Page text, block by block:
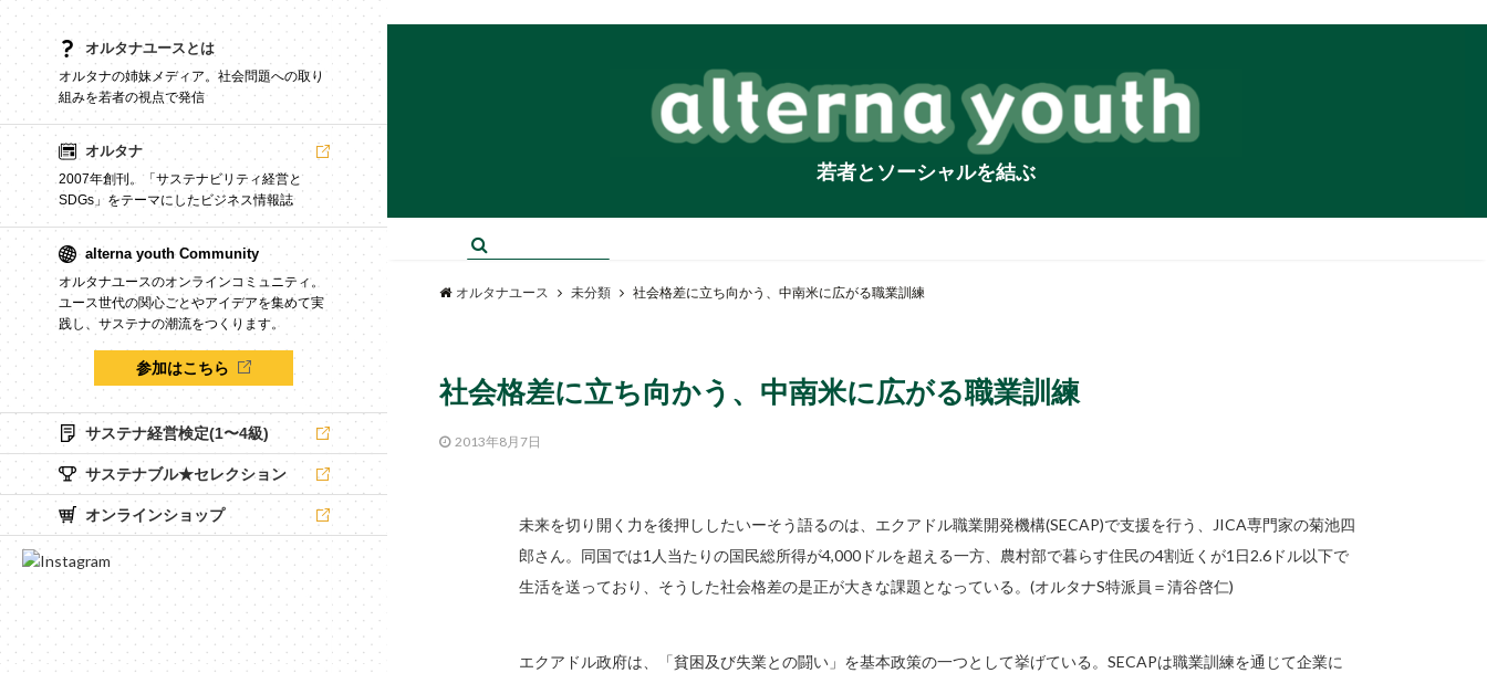
オルタナユースとは
オルタナの姉妹メディア。社会問題への取り
組みを若者の視点で発信
オルタナ
2007年創刊。「サステナビリティ経営と
SDGs」をテーマにしたビジネス情報誌
alterna youth Community
オルタナユースのオンラインコミュニティ。
ユース世代の関心ごとやアイデアを集めて実
践し、サステナの潮流をつくります。
参加はこちら
サステナ経営検定(1〜4級)
サステナブル★セレクション
オンラインショップ
若者とソーシャルを結ぶ
オルタナユース 未分類 社会格差に立ち向かう、中南米に広がる職業訓練
社会格差に立ち向かう、中南米に広がる職業訓練
2013年8月7日
未来を切り開く力を後押ししたいーそう語るのは、エクアドル職業開発機構(SECAP)で支援を行う、JICA専門家の菊池四
郎さん。同国では1人当たりの国民総所得が4,000ドルを超える一方、農村部で暮らす住民の4割近くが1日2.6ドル以下で
生活を送っており、そうした社会格差の是正が大きな課題となっている。(オルタナS特派員＝清谷啓仁)
エクアドル政府は、「貧困及び失業との闘い」を基本政策の一つとして挙げている。SECAPは職業訓練を通じて企業に